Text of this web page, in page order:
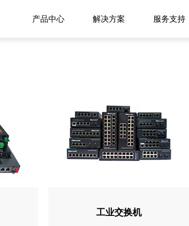
产品中心 解决方案 服务支持
工业交换机